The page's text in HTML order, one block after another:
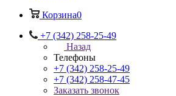
Корзина0
+7 (342) 258-25-49
Назад
Телефоны
+7 (342) 258-25-49
+7 (342) 258-47-45
Заказать звонок